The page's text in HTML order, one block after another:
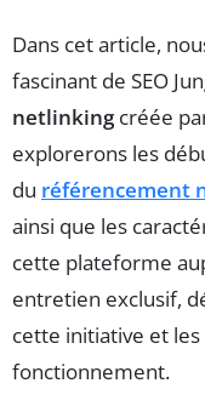
Dans cet article,
fascinant de SEO
netlinkingcréée
explorerons les
du référencement
ainsi que les
cette plateforme
entretien exclusif,
cette initiative et
fonctionnement.